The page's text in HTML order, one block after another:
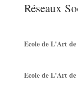
Réseaux
Ecole de L'Art
Ecole de L'Art